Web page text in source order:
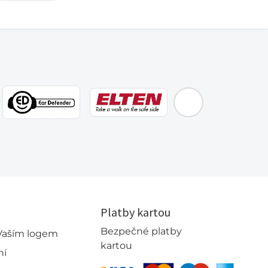
EMOS
logem
Platby kartou
Bezpečné platby
kartou